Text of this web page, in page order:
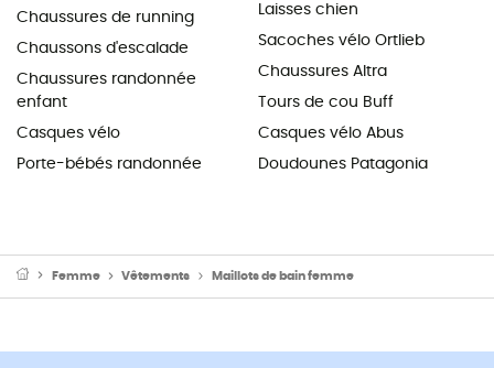
Chaussures de running
Chaussons d'escalade
Chaussures randonnée
enfant
Casques vélo
Porte-bébés randonnée
Laisses chien
Sacoches vélo Ortlieb
Chaussures Altra
Tours de cou Buff
Casques vélo Abus
Doudounes Patagonia
Femme Vêtements Maillots de bain femme